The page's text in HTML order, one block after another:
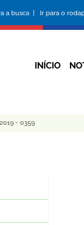
a busca | Ir para o
INÍCIO
- 0359